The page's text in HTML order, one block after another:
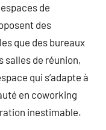
de
des
que des bureaux
salles de réunion,
qui s’adapte à
en coworking
inestimable.